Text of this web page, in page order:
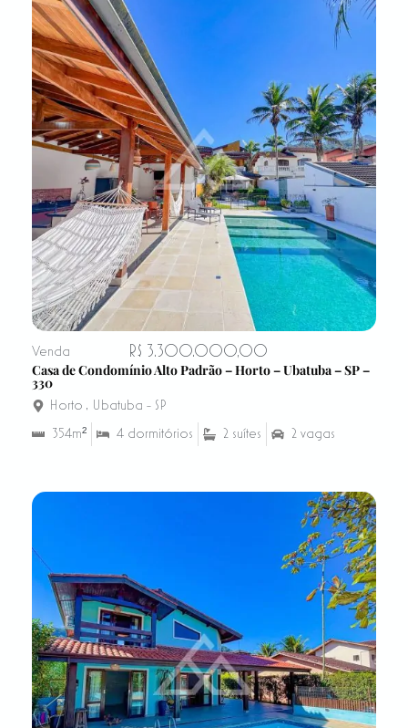
Venda
R$ 3.300.000,00
Casa de Condomínio Alto Padrão – Horto – Ubatuba – SP –
330
Horto , Ubatuba - SP
354m²
4 dormitórios 2 suítes 2 vagas